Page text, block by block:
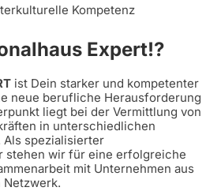
Kompetenz
Expert!?
ist Dein starker und kompetenter
neue berufliche Herausforderung
liegt bei der Vermittlung von
in unterschiedlichen
Als spezialisierter
stehen wir für eine erfolgreiche
mit Unternehmen aus